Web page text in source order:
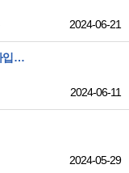
2024-06-21
일자리를 확인하려는 목적으로 가입. 구직중은 아님
2024-06-11
2024-05-29